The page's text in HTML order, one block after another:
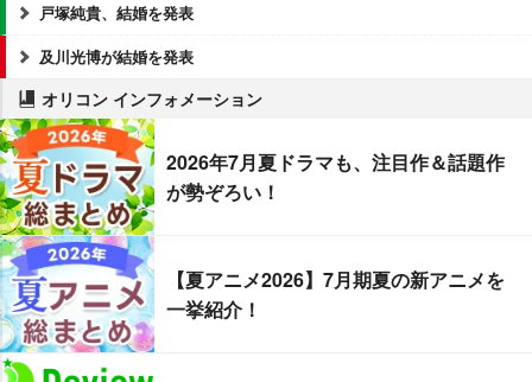
戸塚純貴、結婚を発表
及川光博が結婚を発表
オリコン インフォメーション
2026年7月夏ドラマも、注目作＆話題作
が勢ぞろい！
【夏アニメ2026】7月期夏の新アニメを
一挙紹介！